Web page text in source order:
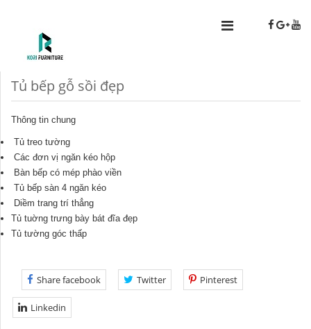
Tủ bếp gỗ sồi đẹp
Thông tin chung
Tủ treo tường
Các đơn vị ngăn kéo hộp
Bàn bếp có mép phào viền
Tủ bếp sàn 4 ngăn kéo
Diềm trang trí thẳng
Tủ tuờng trưng bày bát đĩa đẹp
Tủ tường góc thấp
Share facebook Twitter Pinterest
Linkedin